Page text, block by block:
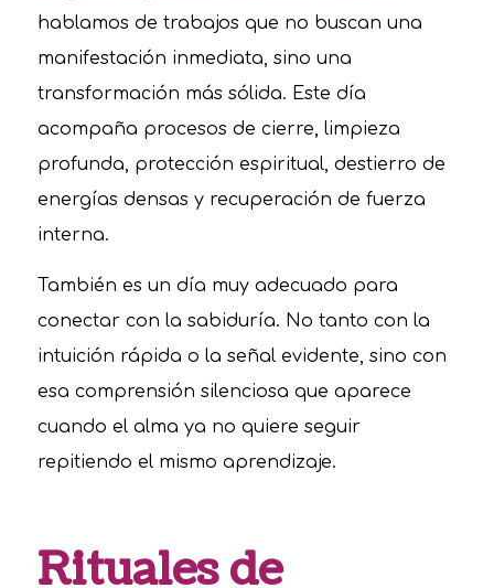
hablamos de trabajos que no buscan una
manifestación inmediata, sino una
transformación más sólida. Este día
acompaña procesos de cierre, limpieza
profunda, protección espiritual, destierro de
energías densas y recuperación de fuerza
interna.
También es un día muy adecuado para
conectar con la sabiduría. No tanto con la
intuición rápida o la señal evidente, sino con
esa comprensión silenciosa que aparece
cuando el alma ya no quiere seguir
repitiendo el mismo aprendizaje.
Rituales de